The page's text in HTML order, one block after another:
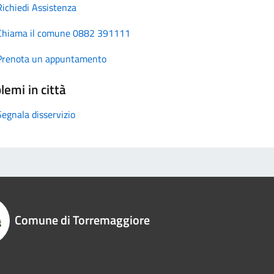
Assistenza
il comune 0882 391111
un appuntamento
in città
disservizio
Comune di Torremaggiore